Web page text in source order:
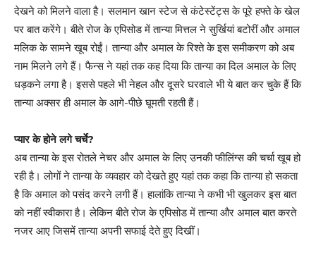
देखने को मिलने वाला है। सलमान खान स्टेज से कंटेस्टेंट्स के पूरे हफ्ते के खेल
पर बात करेंगे। बीते रोज के एपिसोड में तान्या मित्तल ने सुर्खियां बटोरीं और अमाल
मलिक के सामने खूब रोईं। तान्या और अमाल के रिश्ते के इस समीकरण को अब
नाम मिलने लगे हैं। फैन्स ने यहां तक कह दिया कि तान्या का दिल अमाल के लिए
धड़कने लगा है। इससे पहले भी नेहल और दूसरे घरवाले भी ये बात कर चुके हैं कि
तान्या अक्सर ही अमाल के आगे-पीछे घूमती रहती हैं।
प्यार के होने लगे चर्चे?
अब तान्या के इस रोतले नेचर और अमाल के लिए उनकी फीलिंग्स की चर्चा खूब हो
रही है। लोगों ने तान्या के व्यवहार को देखते हुए यहां तक कहा कि तान्या हो सकता
है कि अमाल को पसंद करने लगी हैं। हालांकि तान्या ने कभी भी खुलकर इस बात
को नहीं स्वीकारा है। लेकिन बीते रोज के एपिसोड में तान्या और अमाल बात करते
नजर आए जिसमें तान्या अपनी सफाई देते हुए दिखीं।